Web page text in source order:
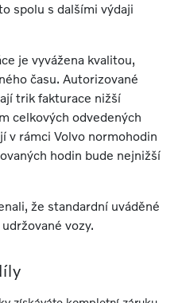
spolu s dalšími výdaji
je vyvážena kvalitou,
času. Autorizované
trik fakturace nižší
celkových odvedených
v rámci Volvo normohodin
hodin bude nejnižší
že standardní uváděné
vozy.